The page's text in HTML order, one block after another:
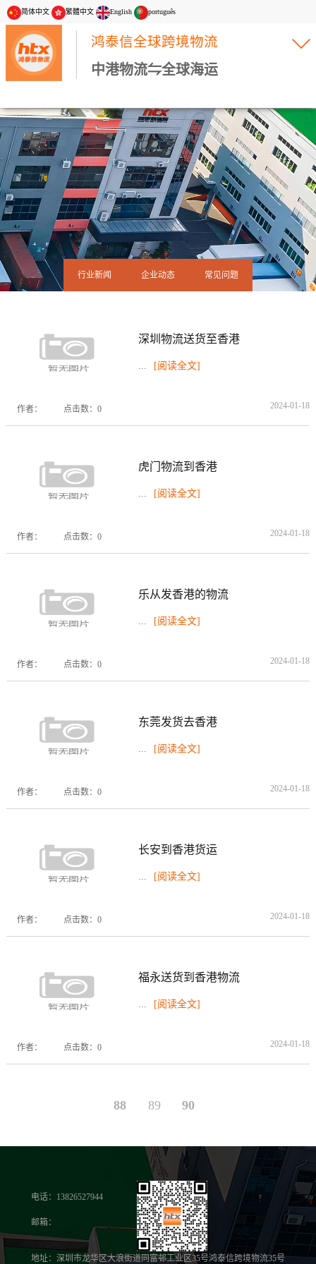
简体中文 繁體中文 English português
鸿泰信全球跨境物流
中港物流⇋全球海运
行业新闻 企业动态 常见问题
深圳物流送货至香港
[阅读全文]
作者： 点击数：0 2024-01-18
虎门物流到香港
[阅读全文]
作者： 点击数：0 2024-01-18
乐从发香港的物流
[阅读全文]
作者： 点击数：0 2024-01-18
东莞发货去香港
[阅读全文]
作者： 点击数：0 2024-01-18
长安到香港货运
[阅读全文]
作者： 点击数：0 2024-01-18
福永送货到香港物流
[阅读全文]
作者： 点击数：0 2024-01-18
88 89 90
电话：13826527944
邮箱：
地址：深圳市龙华区大浪街道同富邨工业区35号鸿泰信跨境物流35号